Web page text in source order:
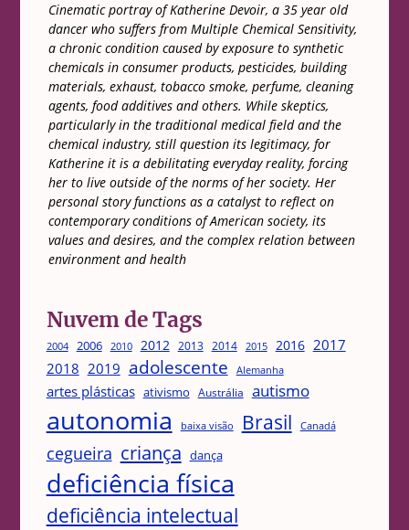
Cinematic portray of Katherine Devoir, a 35 year old
dancer who suffers from Multiple Chemical Sensitivity,
a chronic condition caused by exposure to synthetic
chemicals in consumer products, pesticides, building
materials, exhaust, tobacco smoke, perfume, cleaning
agents, food additives and others. While skeptics,
particularly in the traditional medical field and the
chemical industry, still question its legitimacy, for
Katherine it is a debilitating everyday reality, forcing
her to live outside of the norms of her society. Her
personal story functions as a catalyst to reflect on
contemporary conditions of American society, its
values and desires, and the complex relation between
environment and health
Nuvem de Tags
2004 2006 2010 2012 2013 2014 2015 2016 2017
2018 2019 adolescente Alemanha
artes plásticas ativismo Austrália autismo
autonomia baixa visão Brasil Canadá
cegueira criança dança
deficiência física
deficiência intelectual